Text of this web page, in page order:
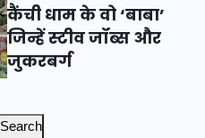
कैंची धाम के वो ‘बाबा’
जिन्हें स्टीव जॉब्स और
जुकरबर्ग
Search